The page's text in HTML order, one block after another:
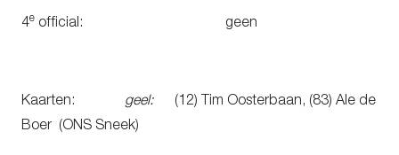
4e official: geen
Kaarten: geel: (12) Tim Oosterbaan, (83) Ale de
Boer (ONS Sneek)